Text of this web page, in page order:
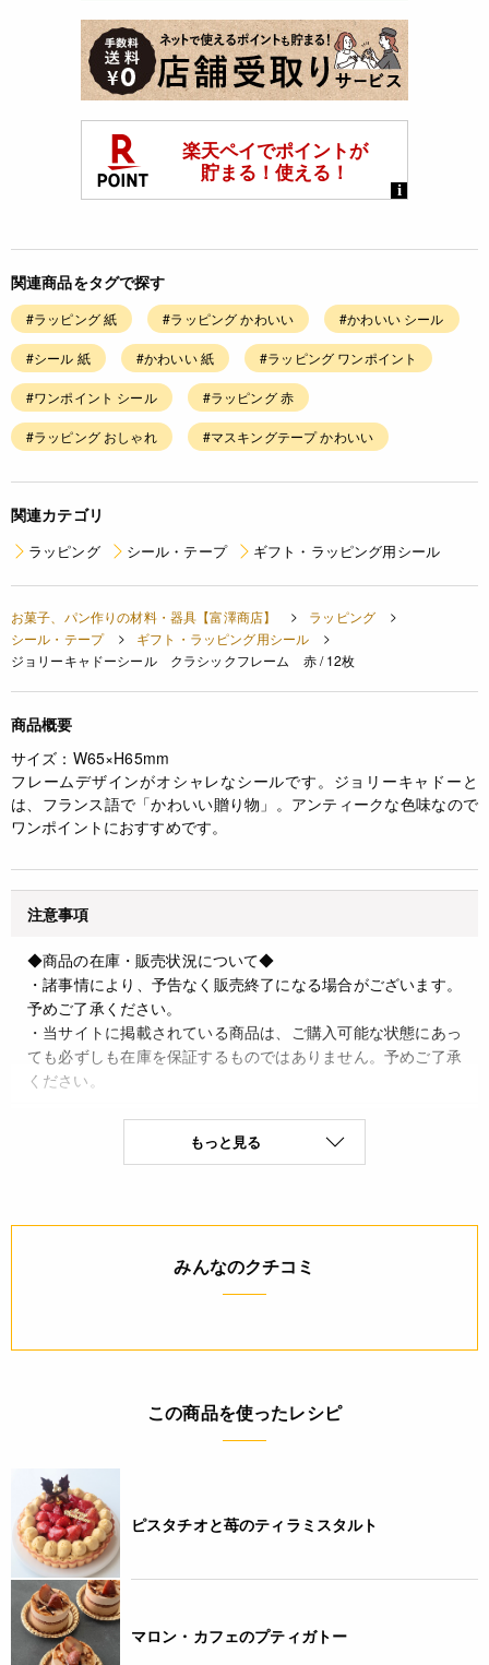
関連商品をタグで探す
#ラッピング 紙 #ラッピング かわいい #かわいい シール
#シール 紙 #かわいい 紙 #ラッピング ワンポイント
#ワンポイント シール #ラッピング 赤
#ラッピング おしゃれ #マスキングテープ かわいい
関連カテゴリ
ラッピング シール・テープ ギフト・ラッピング用シール
お菓子、パン作りの材料・器具【富澤商店】
ラッピング
シール・テープ
ギフト・ラッピング用シール
ジョリーキャドーシール クラシックフレーム 赤 / 12枚
商品概要
サイズ：W65×H65mm
フレームデザインがオシャレなシールです。ジョリーキャドーと
は、フランス語で「かわいい贈り物」。アンティークな色味なので
ワンポイントにおすすめです。
注意事項
◆商品の在庫・販売状況について◆
・諸事情により、予告なく販売終了になる場合がございます。
予めご了承ください。
・当サイトに掲載されている商品は、ご購入可能な状態にあっ
ても必ずしも在庫を保証するものではありません。予めご了承
ください。
もっと見る
みんなのクチコミ
この商品を使ったレシピ
ピスタチオと苺のティラミスタルト
マロン・カフェのプティガトー